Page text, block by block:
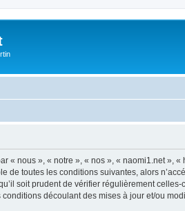
« nous », « notre », « nos », « naomi1.net »,
de toutes les conditions suivantes, alors
soit prudent de vérifier régulièrement
découlant des mises à jour et/ou